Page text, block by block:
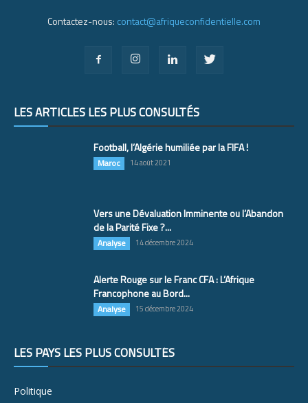
Contactez-nous: contact@afriqueconfidentielle.com
LES ARTICLES LES PLUS CONSULTÉS
Football, l’Algérie humiliée par la FIFA !
Maroc 14 août 2021
Vers une Dévaluation Imminente ou l’Abandon
de la Parité Fixe ?...
Analyse 14 décembre 2024
Alerte Rouge sur le Franc CFA : L’Afrique
Francophone au Bord...
Analyse 15 décembre 2024
LES PAYS LES PLUS CONSULTÉS
Politique